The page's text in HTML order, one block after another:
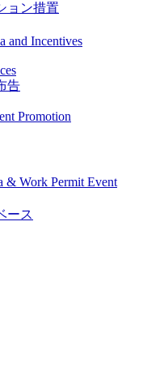
ョン措置
and Incentives
告
Promotion
Work Permit Event
ース